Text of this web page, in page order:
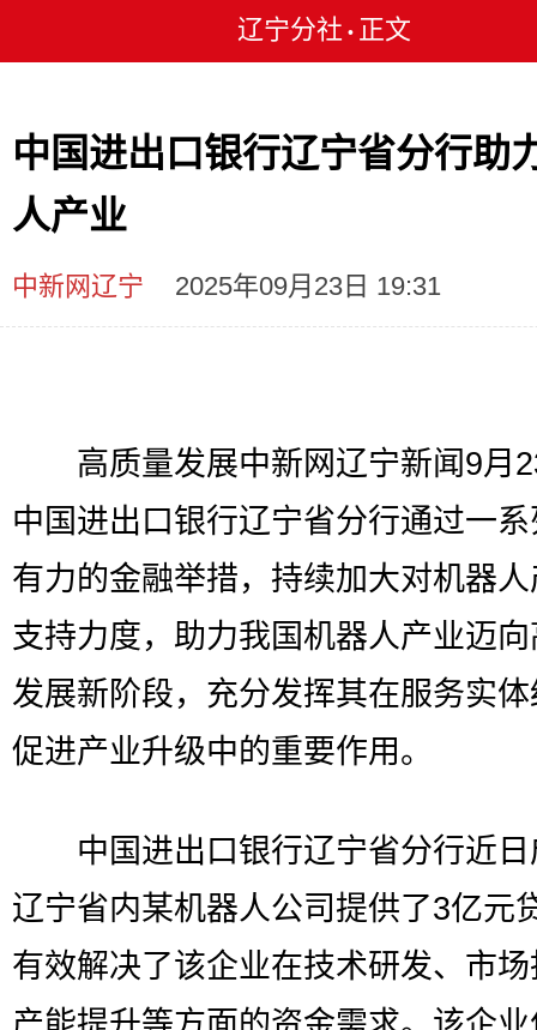
辽宁分社 • 正文
中国进出口银行辽宁省分行助
人产业
中新网辽宁 2025年09月23日 19:31
高质量发展中新网辽宁新闻9月
中国进出口银行辽宁省分行通过一
有力的金融举措，持续加大对机器
支持力度，助力我国机器人产业迈
发展新阶段，充分发挥其在服务实
促进产业升级中的重要作用。
中国进出口银行辽宁省分行近日
辽宁省内某机器人公司提供了3亿元
有效解决了该企业在技术研发、市